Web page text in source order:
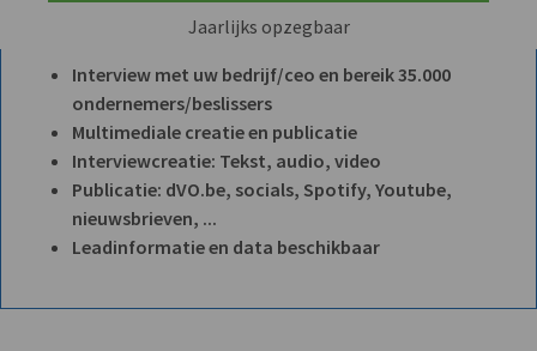
Jaarlijks opzegbaar
Interview met uw bedrijf/ceo en bereik 35.000
ondernemers/beslissers
Multimediale creatie en publicatie
Interviewcreatie: Tekst, audio, video
Publicatie: dVO.be, socials, Spotify, Youtube,
nieuwsbrieven, ...
Leadinformatie en data beschikbaar